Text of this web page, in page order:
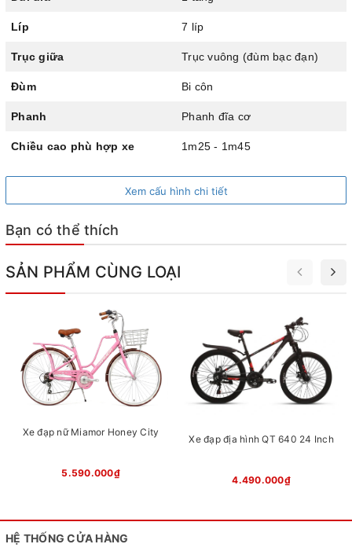
Khung thép cứng cáp, màu sắc tươi sáng
Truyền động đơn giản
Xe được trang bị bộ truyền động 7 líp cùng tay đề vặn, thao
tác đơn giản, phù hợp cho trẻ em mới làm quen với sang
số. Bé có thể dễ dàng điều chỉnh tốc độ theo từng cung
đường mà không cần bóp mạnh hay thao tác phức tạp. Củ
đề sau hoạt động ổn định, đáp ứng tốt nhu cầu đạp xe
hằng ngày, giúp bé học cách kiểm soát lực đạp và tốc độ
một cách an toàn.
Líp 7 líp
Trục giữa Trục vuông (đùm bạc đạn)
Đùm Bi côn
Phanh Phanh đĩa cơ
Chiều cao phù hợp xe 1m25 - 1m45
Xem cấu hình chi tiết
Bạn có thể thích
SẢN PHẨM CÙNG LOẠI
Xe đạp nữ Miamor Honey City
5.590.000₫
Xe đạp địa hình QT 640 24 Inch
4.490.000₫
HỆ THỐNG CỬA HÀNG